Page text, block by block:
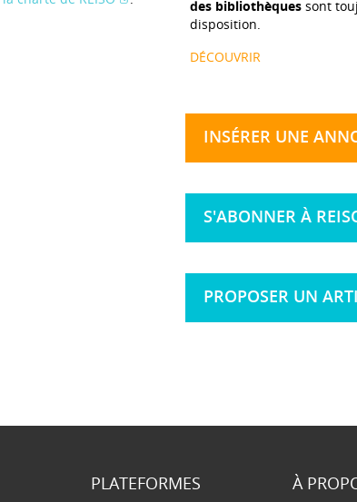
des bibliothèques sont
disposition.
DÉCOUVRIR
INSÉRER UNE
S'ABONNER À
PROPOSER UN
PLATEFORMES À